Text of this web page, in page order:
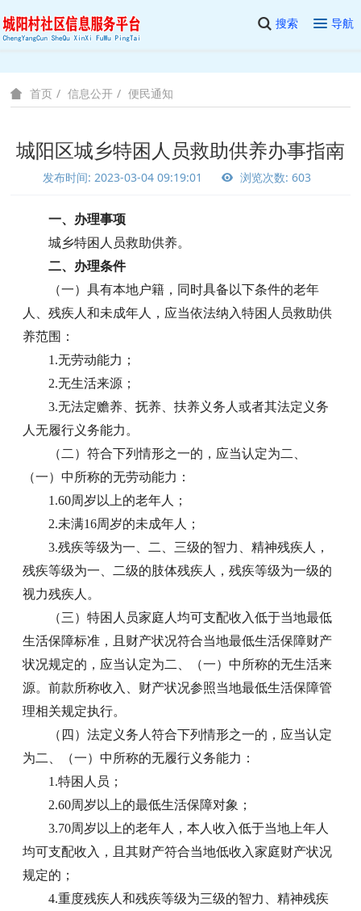
搜索 导航
首页 信息公开 便民通知
城阳区城乡特困人员救助供养办事指南
发布时间: 2023-03-04 09:19:01 浏览次数: 603
一、办理事项
城乡特困人员救助供养。
二、办理条件
（一）具有本地户籍，同时具备以下条件的老年
人、残疾人和未成年人，应当依法纳入特困人员救助供
养范围：
1.无劳动能力；
2.无生活来源；
3.无法定赡养、抚养、扶养义务人或者其法定义务
人无履行义务能力。
（二）符合下列情形之一的，应当认定为二、
（一）中所称的无劳动能力：
1.60周岁以上的老年人；
2.未满16周岁的未成年人；
3.残疾等级为一、二、三级的智力、精神残疾人，
残疾等级为一、二级的肢体残疾人，残疾等级为一级的
视力残疾人。
（三）特困人员家庭人均可支配收入低于当地最低
生活保障标准，且财产状况符合当地最低生活保障财产
状况规定的，应当认定为二、（一）中所称的无生活来
源。前款所称收入、财产状况参照当地最低生活保障管
理相关规定执行。
（四）法定义务人符合下列情形之一的，应当认定
为二、（一）中所称的无履行义务能力：
1.特困人员；
2.60周岁以上的最低生活保障对象；
3.70周岁以上的老年人，本人收入低于当地上年人
均可支配收入，且其财产符合当地低收入家庭财产状况
规定的；
4.重度残疾人和残疾等级为三级的智力、精神残疾